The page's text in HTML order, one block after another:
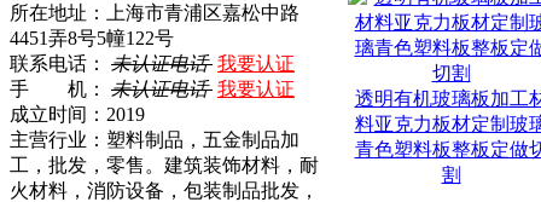
所在地址：上海市青浦区嘉松中路
4451弄8号5幢122号
联系电话： 未认证电话 我要认证
手 机： 未认证电话 我要认证
成立时间：2019
主营行业：塑料制品，五金制品加
工，批发，零售。建筑装饰材料，耐
火材料，消防设备，包装制品批发，
透明有机玻璃板加工
料亚克力板材定制玻
青色塑料板整板定做
割